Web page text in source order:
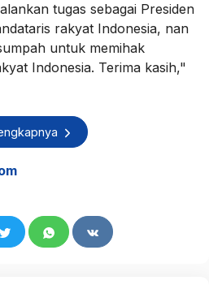
tugas sebagai Presiden
rakyat Indonesia, nan
untuk memihak
Indonesia. Terima kasih,"